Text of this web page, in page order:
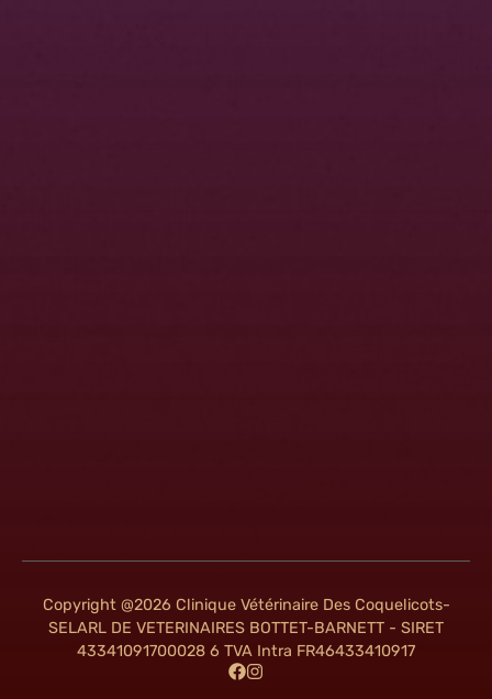
Copyright @2026 Clinique Vétérinaire Des Coquelicots-
SELARL DE VETERINAIRES BOTTET-BARNETT - SIRET
43341091700028 6 TVA Intra FR46433410917